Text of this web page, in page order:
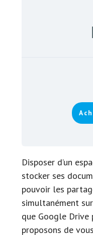
Disposer d’un
stocker ses
pouvoir les
simultanément
que Google Drive
proposons de